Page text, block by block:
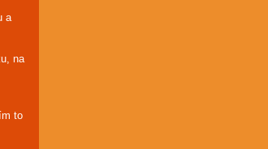
a
na
to